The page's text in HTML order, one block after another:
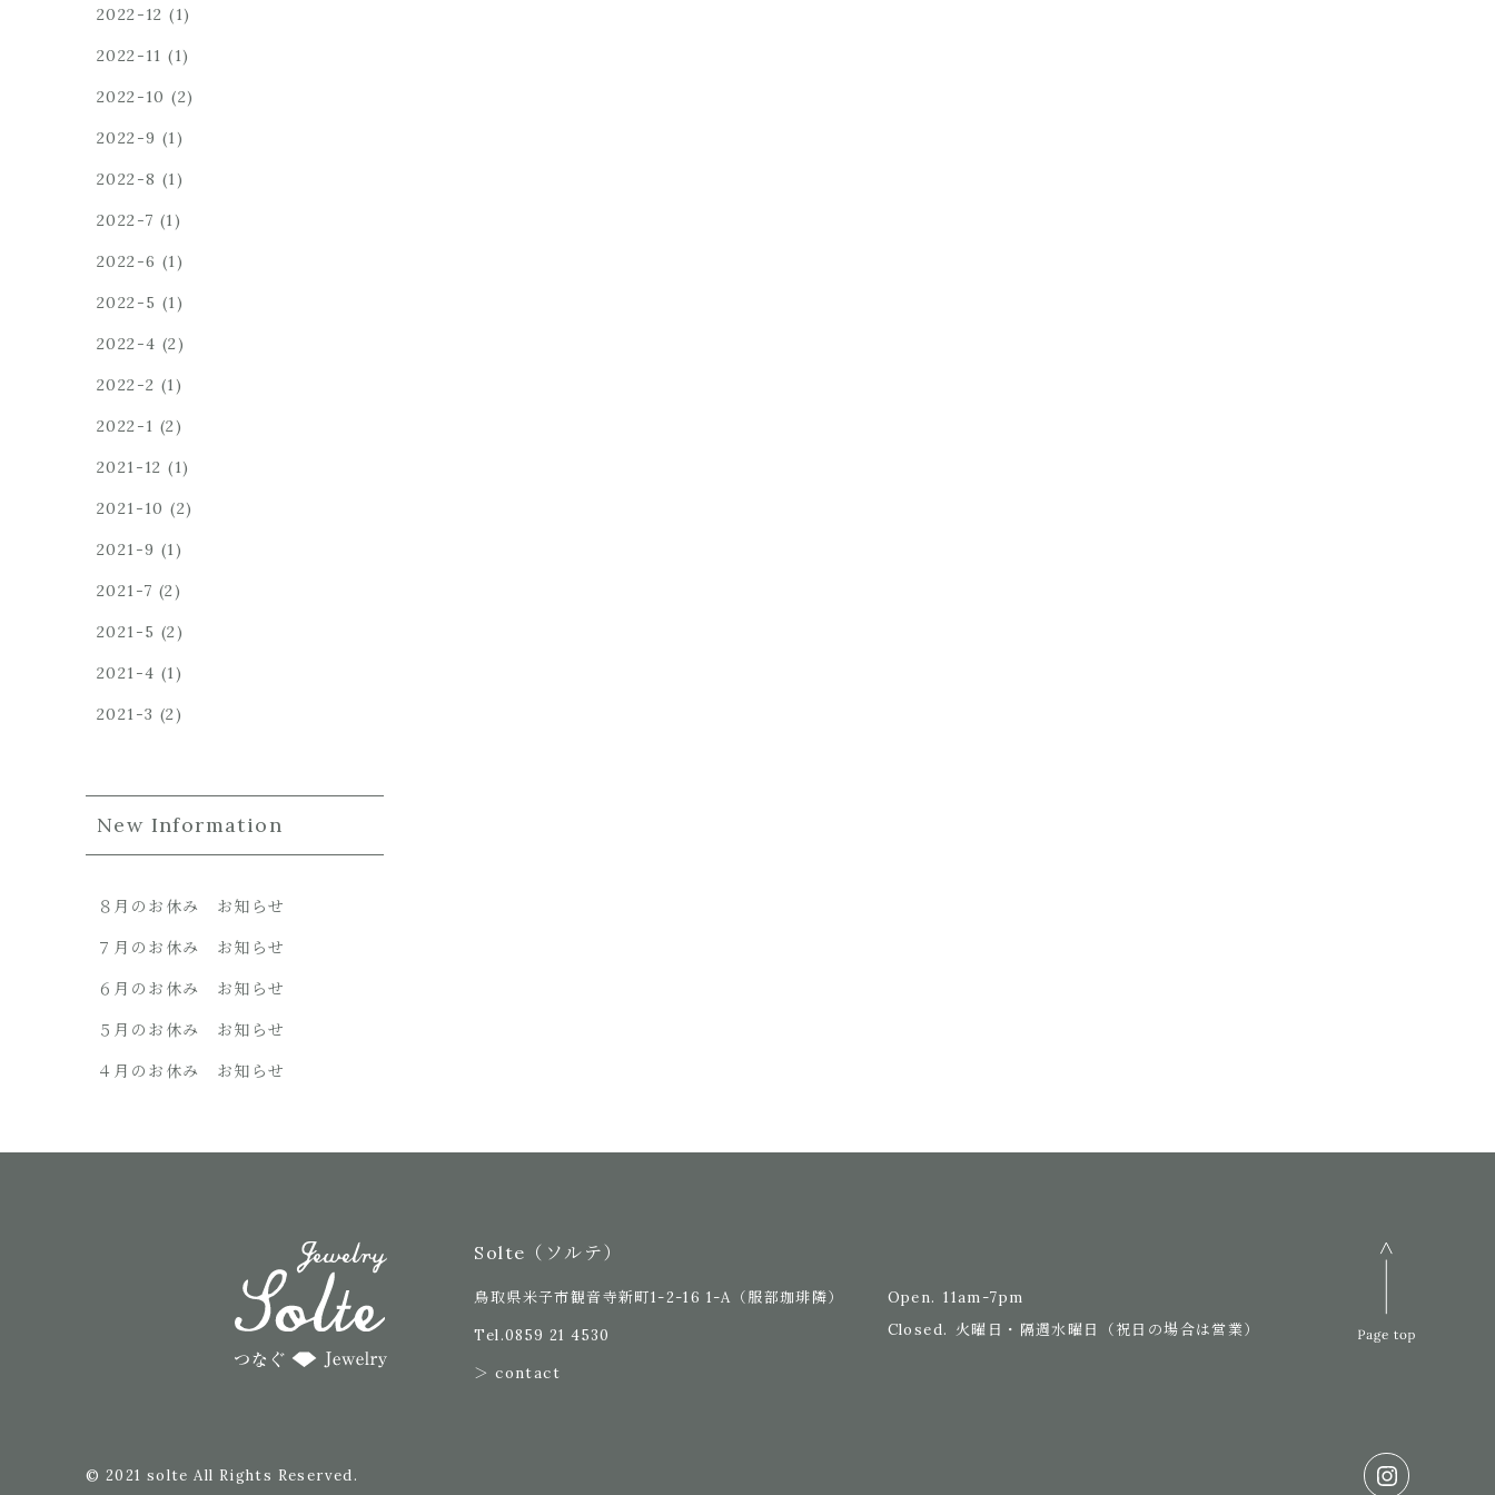
2022-12 (1)
2022-11 (1)
2022-10 (2)
2022-9 (1)
2022-8 (1)
2022-7 (1)
2022-6 (1)
2022-5 (1)
2022-4 (2)
2022-2 (1)
2022-1 (2)
2021-12 (1)
2021-10 (2)
2021-9 (1)
2021-7 (2)
2021-5 (2)
2021-4 (1)
2021-3 (2)
New Information
８月のお休み お知らせ
７月のお休み お知らせ
６月のお休み お知らせ
５月のお休み お知らせ
４月のお休み お知らせ
Solte（ソルテ）
鳥取県米子市観音寺新町1-2-16 1-A （服部珈琲隣）
Tel.0859 21 4530
＞ contact
Open. 11am-7pm
Closed. 火曜日・隔週水曜日（祝日の場合は営業）
© 2021 solte All Rights Reserved.